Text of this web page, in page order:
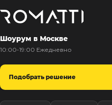
Шоурум в Москве
10:00-19:00 Ежедневно
Подобрать решение